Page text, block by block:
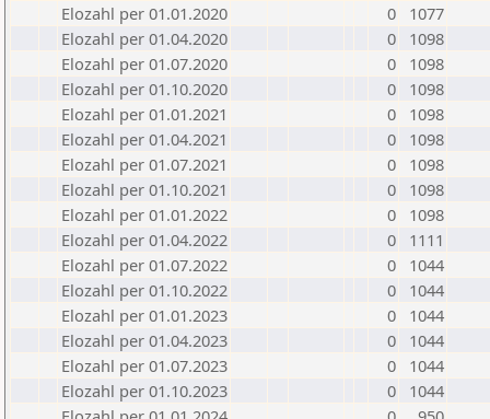
Elozahl per 01.01.2020
0
1077
Elozahl per 01.04.2020
0
1098
Elozahl per 01.07.2020
0
1098
Elozahl per 01.10.2020
0
1098
Elozahl per 01.01.2021
0
1098
Elozahl per 01.04.2021
0
1098
Elozahl per 01.07.2021
0
1098
Elozahl per 01.10.2021
0
1098
Elozahl per 01.01.2022
0
1098
Elozahl per 01.04.2022
0
1111
Elozahl per 01.07.2022
0
1044
Elozahl per 01.10.2022
0
1044
Elozahl per 01.01.2023
0
1044
Elozahl per 01.04.2023
0
1044
Elozahl per 01.07.2023
0
1044
Elozahl per 01.10.2023
0
1044